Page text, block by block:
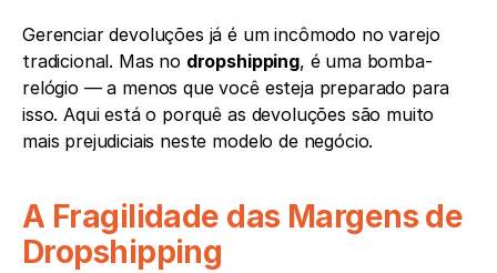
Gerenciar devoluções já é um incômodo no varejo
tradicional. Mas no dropshipping, é uma bomba-
relógio — a menos que você esteja preparado para
isso. Aqui está o porquê as devoluções são muito
mais prejudiciais neste modelo de negócio.
A Fragilidade das Margens de
Dropshipping